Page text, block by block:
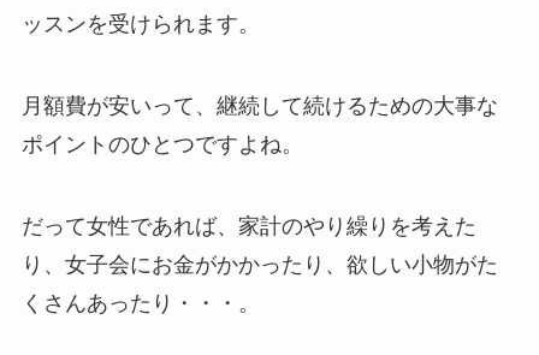
ッスンを受けられます。
月額費が安いって、継続して続けるための大事な
ポイントのひとつですよね。
だって女性であれば、家計のやり繰りを考えた
り、女子会にお金がかかったり、欲しい小物がた
くさんあったり・・・。